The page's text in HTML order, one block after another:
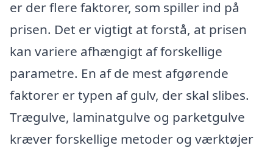
er der flere faktorer, som spiller ind på
prisen. Det er vigtigt at forstå, at prisen
kan variere afhængigt af forskellige
parametre. En af de mest afgørende
faktorer er typen af gulv, der skal slibes.
Trægulve, laminatgulve og parketgulve
kræver forskellige metoder og værktøjer